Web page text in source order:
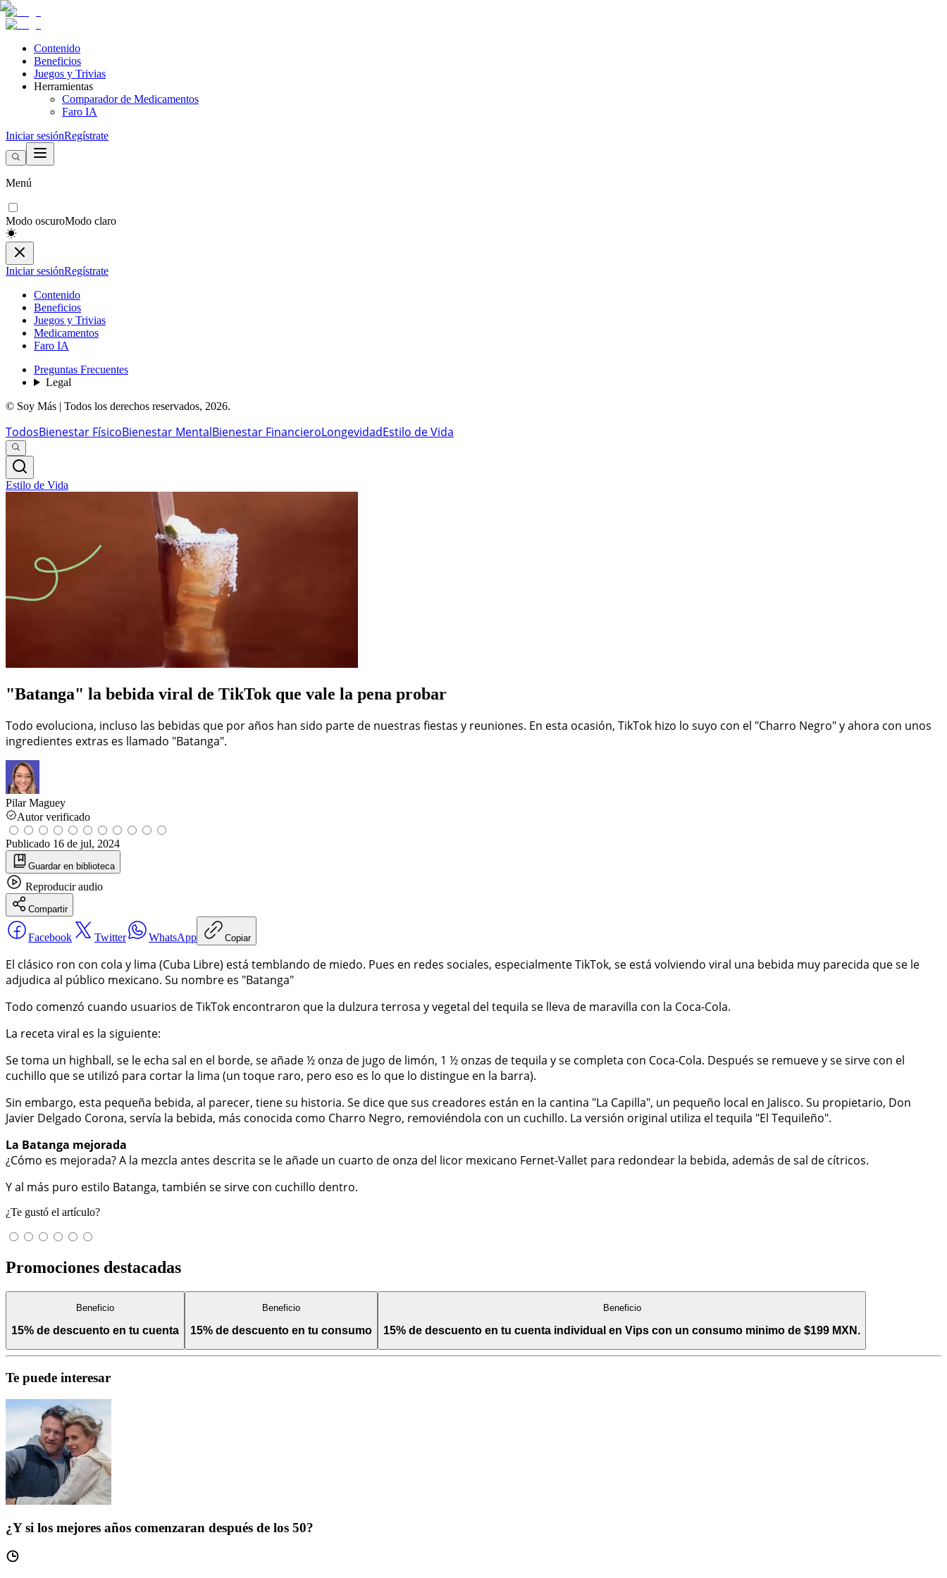
Contenido
Beneficios
Juegos y Trivias
Herramientas
Comparador de Medicamentos
Faro IA
Iniciar sesiónRegístrate
Menú
Modo oscuroModo claro
Iniciar sesiónRegístrate
Contenido
Beneficios
Juegos y Trivias
Medicamentos
Faro IA
Preguntas Frecuentes
Legal
© Soy Más | Todos los derechos reservados, 2026.
TodosBienestar FísicoBienestar MentalBienestar FinancieroLongevidadEstilo de Vida
Estilo de Vida
"Batanga" la bebida viral de TikTok que vale la pena probar
Todo evoluciona, incluso las bebidas que por años han sido parte de nuestras fiestas y reuniones. En esta ocasión, TikTok hizo lo suyo con el "Charro Negro" y ahora con unos
ingredientes extras es llamado "Batanga".
Pilar Maguey
Autor verificado
Publicado 16 de jul, 2024
Guardar en biblioteca
Reproduciraudio
Compartir
Facebook Twitter WhatsApp Copiar
El clásico ron con cola y lima (Cuba Libre) está temblando de miedo. Pues en redes sociales, especialmente TikTok, se está volviendo viral una bebida muy parecida que se le
adjudica al público mexicano. Su nombre es "Batanga"
Todo comenzó cuando usuarios de TikTok encontraron que la dulzura terrosa y vegetal del tequila se lleva de maravilla con la Coca-Cola.
La receta viral es la siguiente:
Se toma un highball, se le echa sal en el borde, se añade ½ onza de jugo de limón, 1 ½ onzas de tequila y se completa con Coca-Cola. Después se remueve y se sirve con el
cuchillo que se utilizó para cortar la lima (un toque raro, pero eso es lo que lo distingue en la barra).
Sin embargo, esta pequeña bebida, al parecer, tiene su historia. Se dice que sus creadores están en la cantina "La Capilla", un pequeño local en Jalisco. Su propietario, Don
Javier Delgado Corona, servía la bebida, más conocida como Charro Negro, removiéndola con un cuchillo. La versión original utiliza el tequila "El Tequileño".
La Batanga mejorada
¿Cómo es mejorada? A la mezcla antes descrita se le añade un cuarto de onza del licor mexicano Fernet-Vallet para redondear la bebida, además de sal de cítricos.
Y al más puro estilo Batanga, también se sirve con cuchillo dentro.
¿Te gustó el artículo?
Promociones destacadas
Beneficio
15% de descuento en tu cuenta
Beneficio
15% de descuento en tu consumo
Beneficio
15% de descuento en tu cuenta individual en Vips con un consumo minimo de $199 MXN.
Te puede interesar
¿Y si los mejores años comenzaran después de los 50?